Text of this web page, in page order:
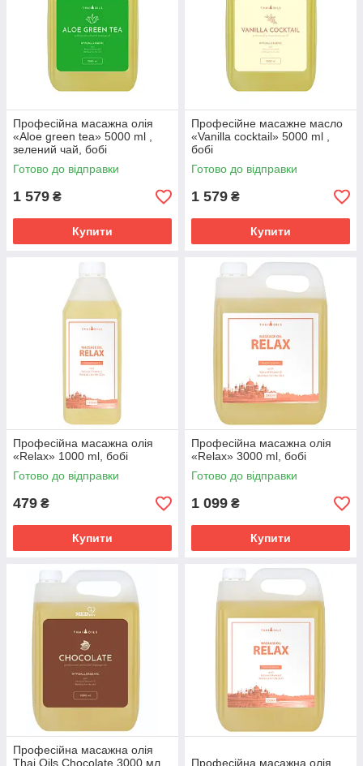
Професійна масажна олія
«Aloe green tea» 5000 ml ,
зелений чай, бобі
Готово до відправки
1 579 ₴
Купити
Професійне масажне масло
«Vanilla cocktail» 5000 ml ,
бобі
Готово до відправки
1 579 ₴
Купити
Професійна масажна олія
«Relax» 1000 ml, бобі
Готово до відправки
479 ₴
Купити
Професійна масажна олія
«Relax» 3000 ml, бобі
Готово до відправки
1 099 ₴
Купити
Професійна масажна олія
Thai Oils Chocolate 3000 мл.
Професійна масажна олія